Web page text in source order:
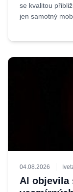
se kvalitou
jen samotný
04.08.2026
AI objevila